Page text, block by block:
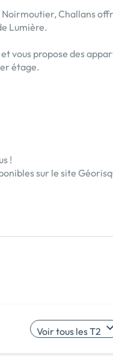
Challans
Lumière.
vous propose des
étage.
!
sur le site
Voir tous les T2